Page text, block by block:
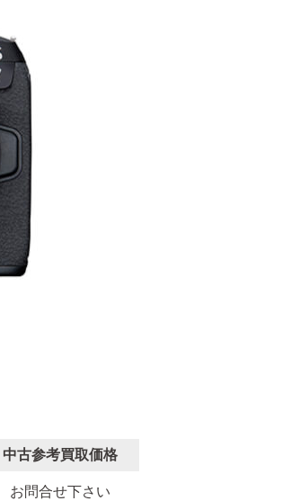
中古参考買取価格
お問合せ下さい